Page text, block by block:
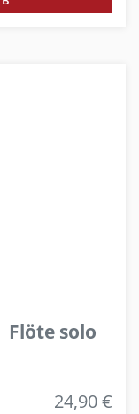
solo
24,90 €